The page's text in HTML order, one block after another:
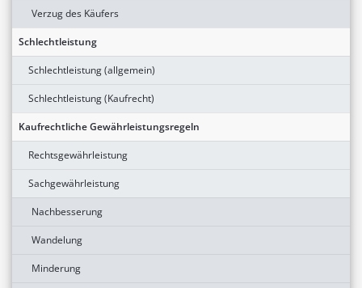
Verzug des Käufers
Schlechtleistung
Schlechtleistung (allgemein)
Schlechtleistung (Kaufrecht)
Kaufrechtliche Gewährleistungsregeln
Rechtsgewährleistung
Sachgewährleistung
Nachbesserung
Wandelung
Minderung